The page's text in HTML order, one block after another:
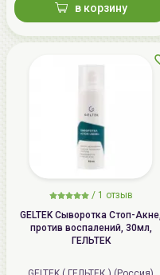
в корзину
/ 1 отзыв
GELTEK Сыворотка Стоп-Акне,
против воспалений, 30мл,
ГЕЛЬТЕК